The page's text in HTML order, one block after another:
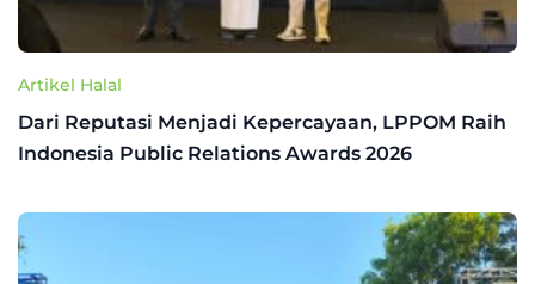
Artikel Halal
Dari Reputasi Menjadi Kepercayaan, LPPOM Raih
Indonesia Public Relations Awards 2026